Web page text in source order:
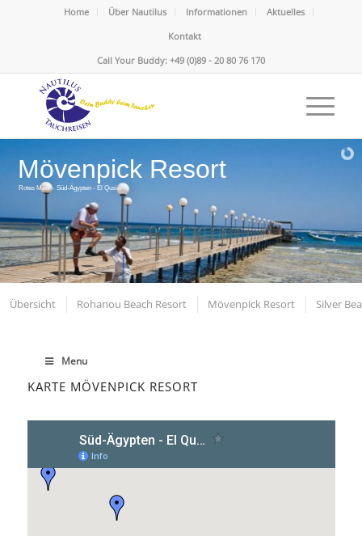
Home Über Nautilus Informationen
Aktuelles
Kontakt
Call Your Buddy: +49 (0)89 - 20 80 76 170
Mövenpick Resort
Rotes Meer - Süd-Ägypten - El Qusier
Übersicht Rohanou Beach Resort Mövenpick Resort Silver
Menu
KARTE MÖVENPICK RESORT